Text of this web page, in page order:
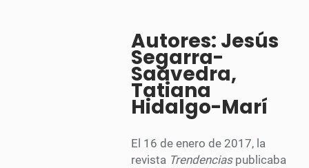
Autores: Jesús
Segarra-
Saavedra,
Tatiana
Hidalgo-Marí
El 16 de enero de 2017, la
revista Trendenciaspublicaba